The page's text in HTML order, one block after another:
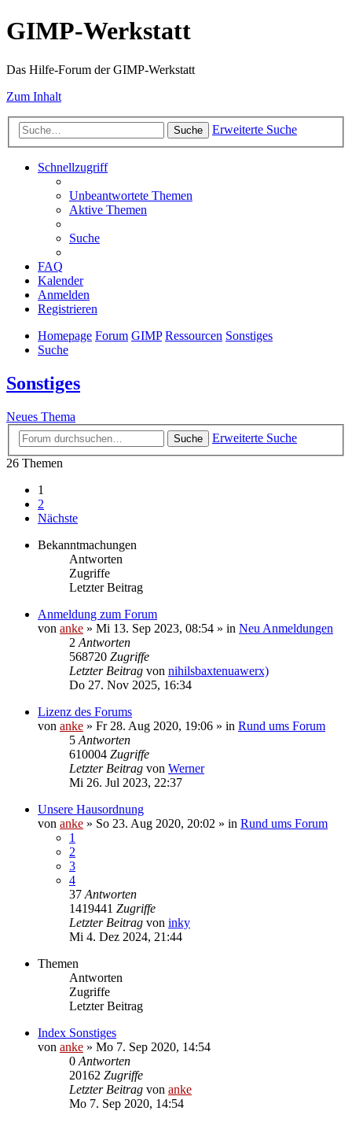
GIMP-Werkstatt
Das Hilfe-Forum der GIMP-Werkstatt
Zum Inhalt
Suche Erweiterte Suche
Schnellzugriff
Unbeantwortete Themen
Aktive Themen
Suche
FAQ
Kalender
Anmelden
Registrieren
Homepage Forum GIMP Ressourcen Sonstiges
Suche
Sonstiges
Neues Thema
Suche
Erweiterte Suche
26 Themen
1
2
Nächste
Bekanntmachungen
Antworten
Zugriffe
Letzter Beitrag
Anmeldung zum Forum
von anke » Mi 13. Sep 2023, 08:54 » in Neu Anmeldungen
2 Antworten
568720 Zugriffe
Letzter Beitrag von nihilsbaxtenuawerx)
Do 27. Nov 2025, 16:34
Lizenz des Forums
von anke » Fr 28. Aug 2020, 19:06 » in Rund ums Forum
5 Antworten
610004 Zugriffe
Letzter Beitrag von Werner
Mi 26. Jul 2023, 22:37
Unsere Hausordnung
von anke » So 23. Aug 2020, 20:02 » in Rund ums Forum
1
2
3
4
37 Antworten
1419441 Zugriffe
Letzter Beitrag von inky
Mi 4. Dez 2024, 21:44
Themen
Antworten
Zugriffe
Letzter Beitrag
Index Sonstiges
von anke » Mo 7. Sep 2020, 14:54
0 Antworten
20162 Zugriffe
Letzter Beitrag von anke
Mo 7. Sep 2020, 14:54